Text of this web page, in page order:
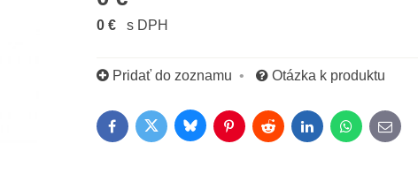
0 € s DPH
Pridať do zoznamu Otázka k produktu
FacebookTwitterBlueskyPinterestRedditLinkedInWhatsApp
E-mail